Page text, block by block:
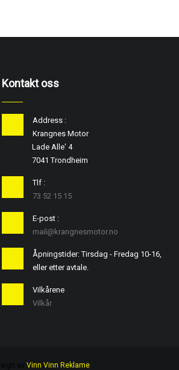
Kontakt oss
Address :
Krangnes Motor
Lade Alle' 4
7041 Trondheim
Tlf :
73 52 15 15
E-post :
mail@krangnesmotor.no
Åpningstider: Tirsdag - Fredag 10-16,
eller etter avtale.
Vilkårene
Vilkår
av Vinn Vinn Reklame